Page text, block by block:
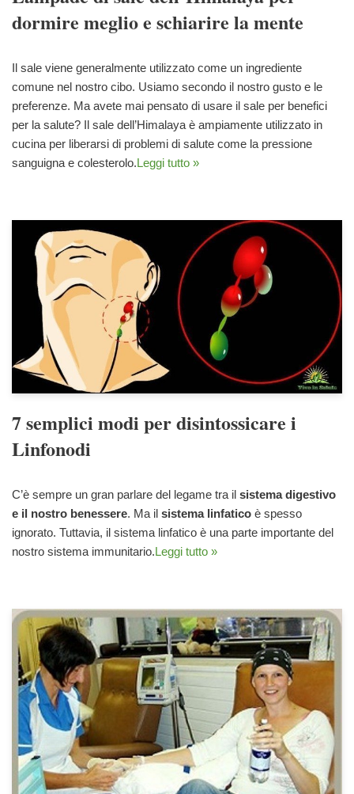
dormire meglio e schiarire la mente
Il sale viene generalmente utilizzato come un ingrediente
comune nel nostro cibo. Usiamo secondo il nostro gusto e le
preferenze. Ma avete mai pensato di usare il sale per benefici
per la salute? Il sale dell’Himalaya è ampiamente utilizzato in
cucina per liberarsi di problemi di salute come la pressione
sanguigna e colesterolo.Leggi tutto »
7 semplici modi per disintossicare i
Linfonodi
C’è sempre un gran parlare del legame tra il sistema digestivo
e il nostro benessere. Ma il sistema linfatico è spesso
ignorato. Tuttavia, il sistema linfatico è una parte importante del
nostro sistema immunitario.Leggi tutto »